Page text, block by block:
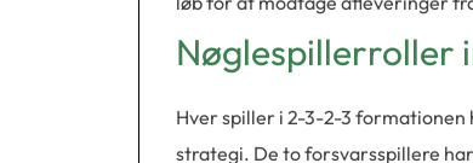
Nøglespillerroller
Hver spiller i 2-3-2-3
strategi. De to forsvarsspillere